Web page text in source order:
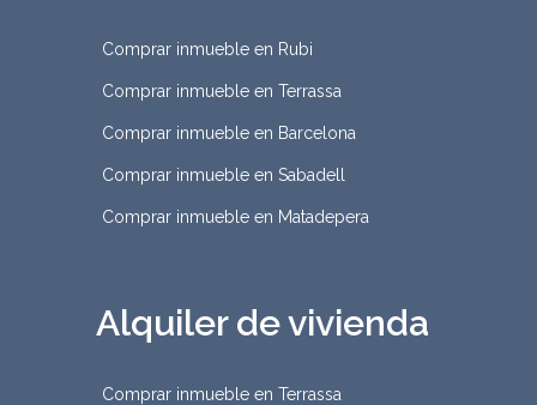
Comprar inmueble en Rubi
Comprar inmueble en Terrassa
Comprar inmueble en Barcelona
Comprar inmueble en Sabadell
Comprar inmueble en Matadepera
Alquiler de vivienda
Comprar inmueble en Terrassa